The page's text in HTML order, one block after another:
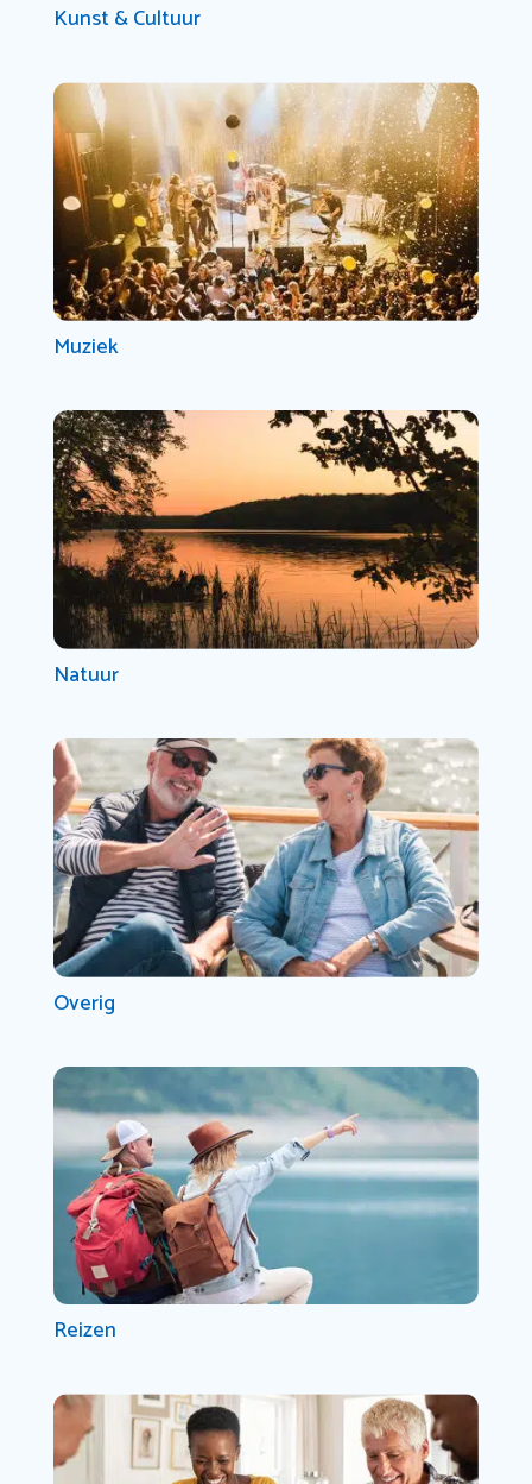
Kunst & Cultuur
Muziek
Natuur
Overig
Reizen